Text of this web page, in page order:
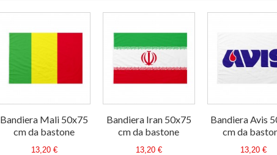
Bandiera Mali 50x75
cm da bastone
13,20 €
Bandiera Iran 50x75
cm da bastone
13,20 €
Bandiera Avis
cm da
13,20 €